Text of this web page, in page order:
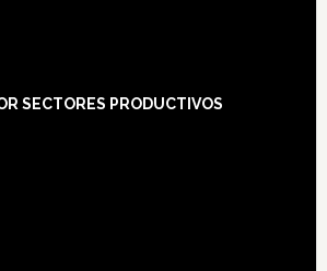
SECTORES PRODUCTIVOS